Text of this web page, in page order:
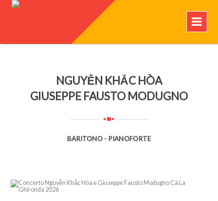
NGUYỄN KHẮC HÒA
GIUSEPPE FAUSTO MODUGNO
BARITONO - PIANOFORTE